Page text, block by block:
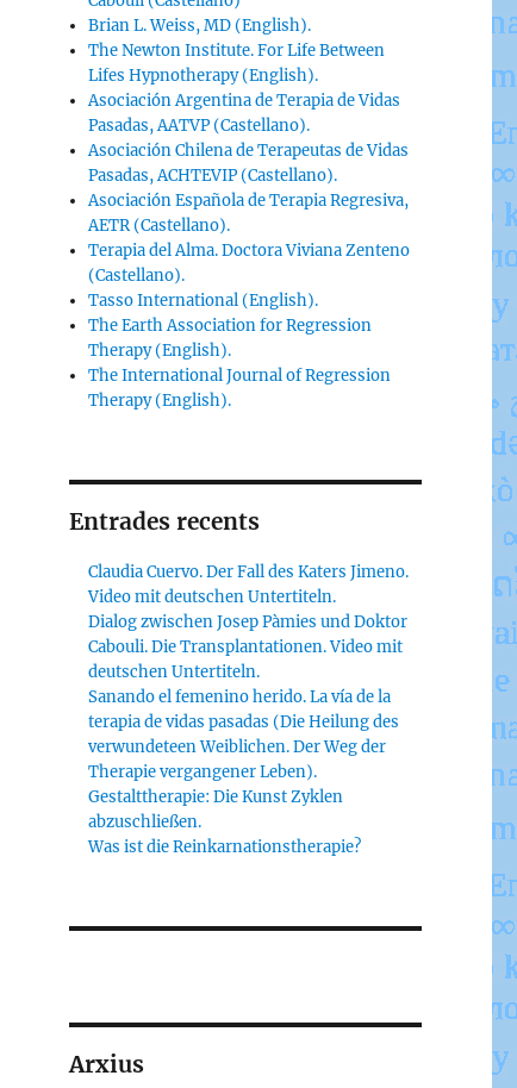
Brian L. Weiss, MD (English).
The Newton Institute. For Life Between
Lifes Hypnotherapy (English).
Asociación Argentina de Terapia de Vidas
Pasadas, AATVP (Castellano).
Asociación Chilena de Terapeutas de Vidas
Pasadas, ACHTEVIP (Castellano).
Asociación Española de Terapia Regresiva,
AETR (Castellano).
Terapia del Alma. Doctora Viviana Zenteno
(Castellano).
Tasso International (English).
The Earth Association for Regression
Therapy (English).
The International Journal of Regression
Therapy (English).
Entrades recents
Claudia Cuervo. Der Fall des Katers Jimeno.
Video mit deutschen Untertiteln.
Dialog zwischen Josep Pàmies und Doktor
Cabouli. Die Transplantationen. Video mit
deutschen Untertiteln.
Sanando el femenino herido. La vía de la
terapia de vidas pasadas (Die Heilung des
verwundeteen Weiblichen. Der Weg der
Therapie vergangener Leben).
Gestalttherapie: Die Kunst Zyklen
abzuschließen.
Was ist die Reinkarnationstherapie?
Arxius